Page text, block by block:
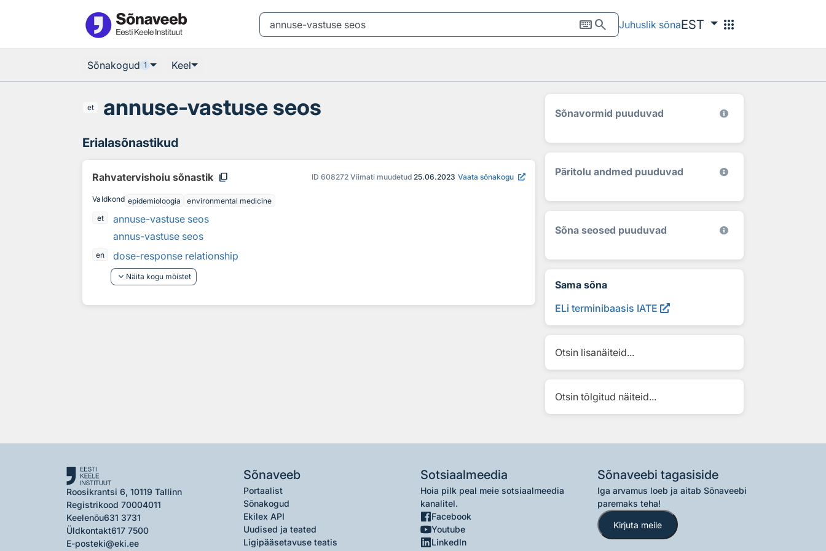
keyboardsearch Juhuslik sõnaEST apps
Sõnakogud 1 Keel
et annuse-vastuse seos
Erialasõnastikud
Rahvatervishoiu sõnastik content_copy ID 608272 Viimati muudetud 25.06.2023 Vaata sõnakogu
Valdkond epidemioloogia
environmental medicine
et
annuse-vastuse seos
annus-vastuse seos
en
dose-response relationship
keyboard_arrow_down Näita kogu mõistet
Sõnavormid puuduvad
Päritolu andmed puuduvad
Sõna seosed puuduvad
Sama sõna
ELi terminibaasis IATE
Otsin lisanäiteid...
Otsin tõlgitud näiteid...
Roosikrantsi 6, 10119 Tallinn
Registrikood 70004011
Keelenõu631 3731
Üldkontakt617 7500
E-posteki@eki.ee
Sõnaveeb
Portaalist
Sõnakogud
Ekilex API
Uudised ja teated
Ligipääsetavuse teatis
Sotsiaalmeedia
Hoia pilk peal meie sotsiaalmeedia
kanalitel.
Facebook
Youtube
LinkedIn
Sõnaveebi tagasiside
Iga arvamus loeb ja aitab Sõnaveebi
paremaks teha!
Kirjuta meile